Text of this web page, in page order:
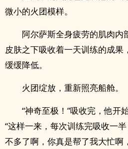
微小的火团模样。
阿尔萨斯全身疲劳的肌肉内
皮肤之下吸收着一天训练的成
缓缓降低。
火团绽放，重新照亮船舱。
“神奇至极！”吸收完，他开
“这样一来，每次训练完吸收一
不多了啊，你真是帮了我大忙啊